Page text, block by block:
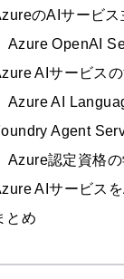
のAIサービ
Azure OpenAI
AIサービス
Azure AI
Agent
Azure認定資格の
AIサービス
とめ